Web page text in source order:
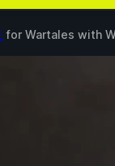
for Wartales with